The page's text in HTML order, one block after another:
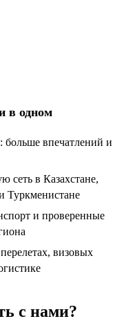
в одном
больше впечатлений и
сеть в Казахстане,
Туркменистане
и проверенные
визовых
с нами?